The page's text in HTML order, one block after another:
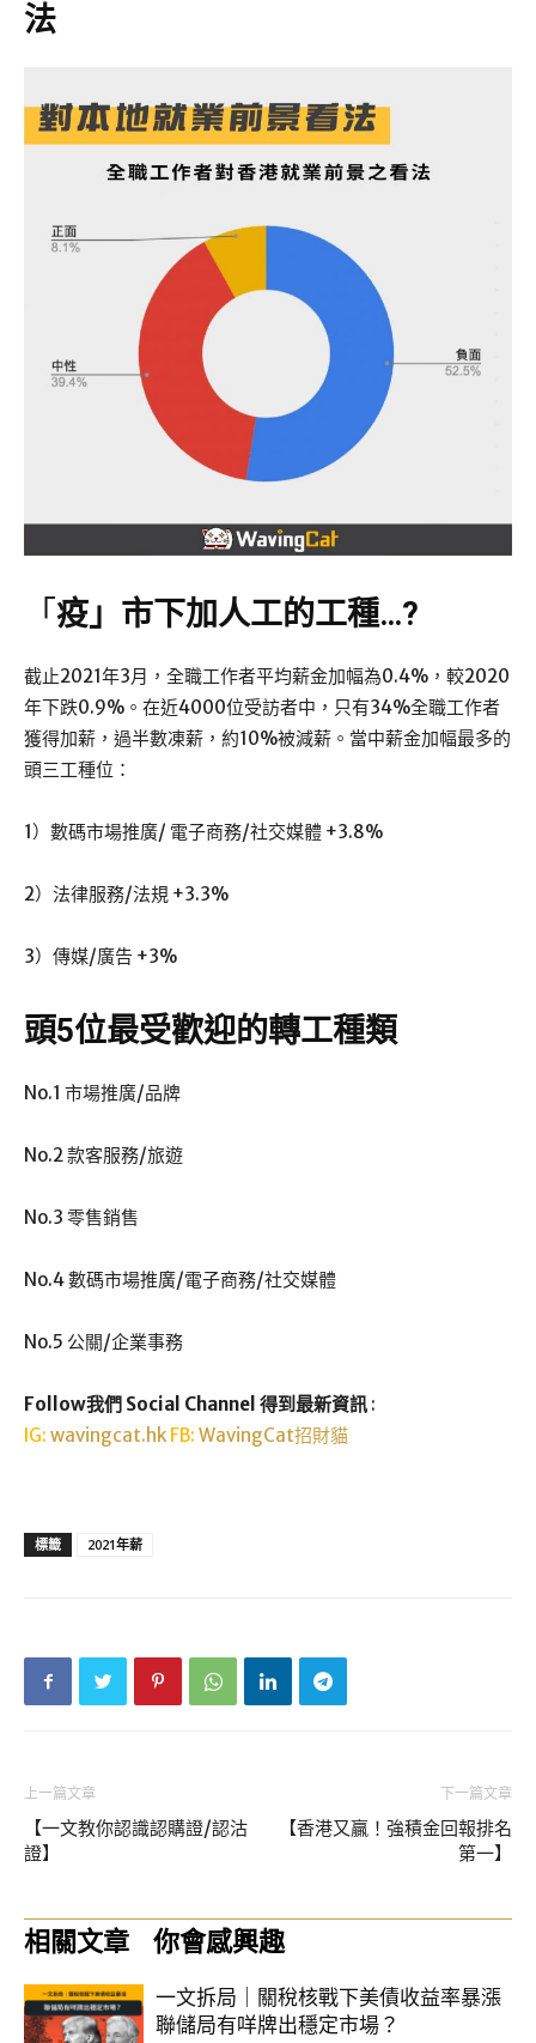
法
「 疫」市下加人工的工種…?
截止2021年3月，全職工作者平均薪金加幅為0.4%，較2020
年下跌0.9%。在近4000位受訪者中，只有34%全職工作者
獲得加薪，過半數凍薪，約10%被減薪。當中薪金加幅最多的
頭三工種位：
1）數碼市場推廣/ 電子商務/社交媒體 +3.8%
2）法律服務/法規 +3.3%
3）傳媒/廣告 +3%
頭5位最受歡迎的轉工種類
No.1 市場推廣/品牌
No.2 款客服務/旅遊
No.3 零售銷售
No.4 數碼市場推廣/電子商務/社交媒體
No.5 公關/企業事務
Follow我們 Social Channel 得到最新資訊 :
IG: wavingcat.hk FB: WavingCat招財貓
標籤 2021年薪
上一篇文章
【一文教你認識認購證/認沽
證】
下一篇文章
【香港又贏！強積金回報排名
第一】
相關文章 你會感興趣
一文拆局｜關稅核戰下美債收益率暴漲
聯儲局有咩牌出穩定市場？